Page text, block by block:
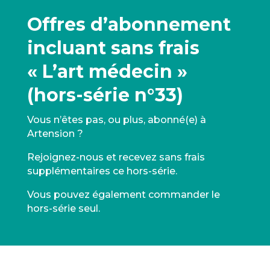
Offres d’abonnement
incluant sans frais
« L’art médecin »
(hors-série n°33)
Vous n’êtes pas, ou plus, abonné(e) à
Artension ?
Rejoignez-nous et recevez sans frais
supplémentaires ce hors-série.
Vous pouvez également commander le
hors-série seul.